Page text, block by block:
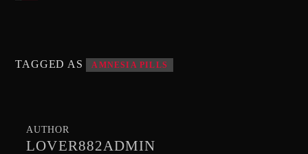
TAGGED AS AMNESIA PILLS
AUTHOR
LOVER882ADMIN